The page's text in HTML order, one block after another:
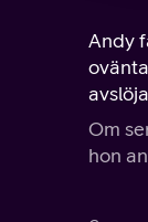
Andy
Om
hon